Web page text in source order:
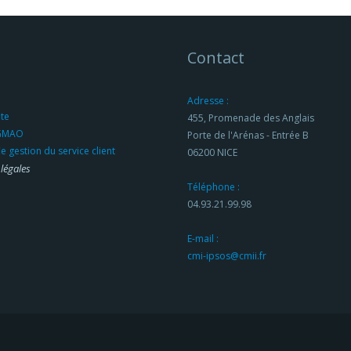
gestion du service client
Contact
Adresse :
455, Promenade des Anglais
Porte de l'Arénas - Entrée B
06200 NICE
Téléphone :
04.93.21.99.98
E-mail :
cmi-ipsos@cmii.fr